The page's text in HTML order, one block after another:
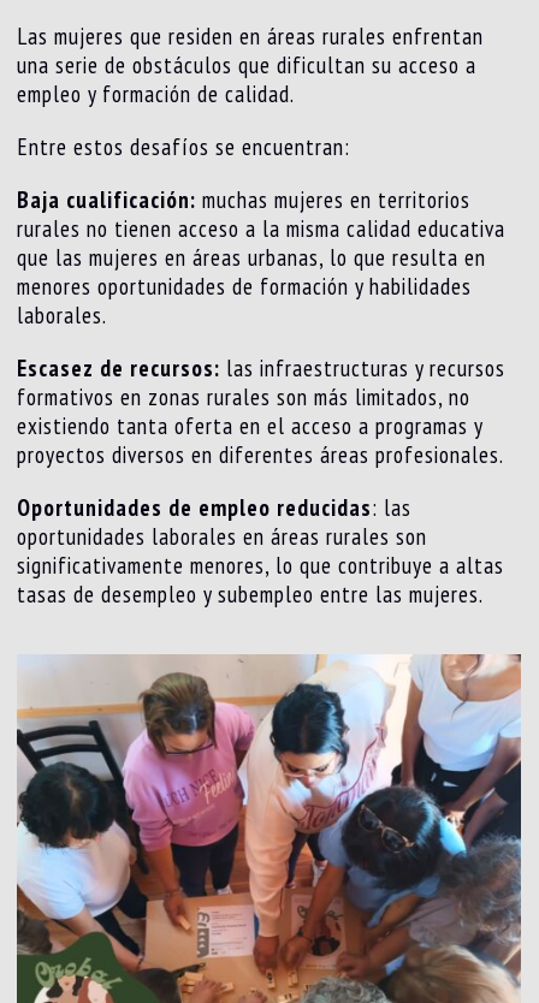
Las mujeres que residen en áreas rurales enfrentan
una serie de obstáculos que dificultan su acceso a
empleo y formación de calidad.
Entre estos desafíos se encuentran:
Baja cualificación: muchas mujeres en territorios
rurales no tienen acceso a la misma calidad educativa
que las mujeres en áreas urbanas, lo que resulta en
menores oportunidades de formación y habilidades
laborales.
Escasez de recursos: las infraestructuras y recursos
formativos en zonas rurales son más limitados, no
existiendo tanta oferta en el acceso a programas y
proyectos diversos en diferentes áreas profesionales.
Oportunidades de empleo reducidas: las
oportunidades laborales en áreas rurales son
significativamente menores, lo que contribuye a altas
tasas de desempleo y subempleo entre las mujeres.